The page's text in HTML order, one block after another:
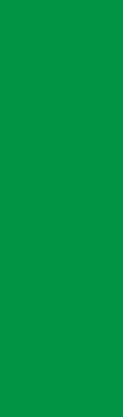
बढेर २७६५.४३
बिक्री हुँदा ३
३४ करोड ४१
।
५०२ रुपैयाँ
बैंक, नेशनल
पनि अत्याधिक